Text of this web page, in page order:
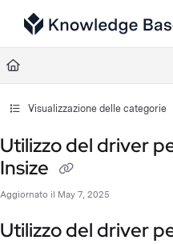
Documentation Index
Fetch the complete documentation
Use this file to discover all available
Visualizzazione delle categorie
Utilizzo del driver
Insize
Aggiornato il May 7, 2025
Utilizzo del driver